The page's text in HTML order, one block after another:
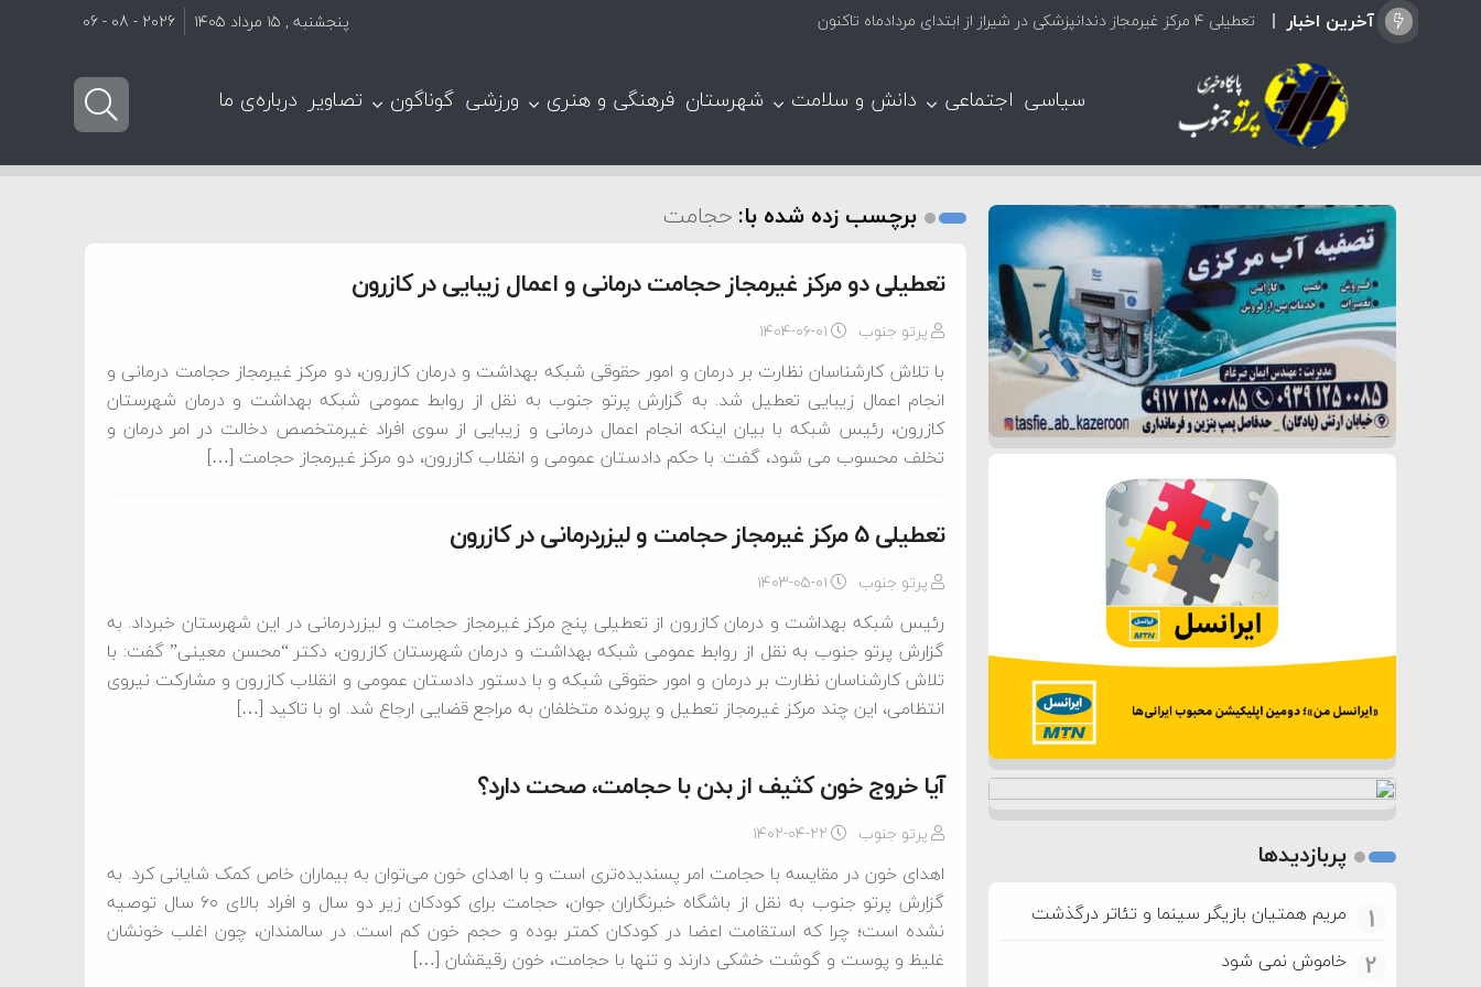
آخرین اخبار تعطیلی ۴ مرکز غیرمجاز دندانپزشکی در شیراز از ابتدای مردادماه تاکنون پنجشنبه , ۱۵ مرداد ۱۴۰۵ 2026 - 08 - 06
سیاسی اجتماعی دانش و سلامت شهرستان فرهنگی و هنری ورزشی گوناگون تصاویر درباره‌ی ما
برچسب زده شده با: حجامت
تعطیلی دو مرکز غیرمجاز حجامت درمانی و اعمال زیبایی در کازرون
پرتو جنوب ۱۴۰۴-۰۶-۰۱
با تلاش کارشناسان نظارت بر درمان و امور حقوقی شبکه بهداشت و درمان کازرون، دو مرکز غیرمجاز حجامت درمانی و
انجام اعمال زیبایی تعطیل شد. به گزارش پرتو جنوب به نقل از روابط عمومی شبکه بهداشت و درمان شهرستان
کازرون، رئیس شبکه با بیان اینکه انجام اعمال درمانی و زیبایی از سوی افراد غیرمتخصص دخالت در امر درمان و
تخلف محسوب می شود، گفت: با حکم دادستان عمومی و انقلاب کازرون، دو مرکز غیرمجاز حجامت […]
تعطیلی 5 مرکز غیرمجاز حجامت و لیزردرمانی در کازرون
پرتو جنوب ۱۴۰۳-۰۵-۰۱
رئیس شبکه بهداشت و درمان کازرون از تعطیلی پنج مرکز غیرمجاز حجامت و لیزردرمانی در این شهرستان خبرداد. به
گزارش پرتو جنوب به نقل از روابط عمومی شبکه بهداشت و درمان شهرستان کازرون، دکتر “محسن معینی” گفت: با
تلاش کارشناسان نظارت بر درمان و امور حقوقی شبکه و با دستور دادستان عمومی و انقلاب کازرون و مشارکت نیروی
انتظامی، این چند مرکز غیرمجاز تعطیل و پرونده متخلفان به مراجع قضایی ارجاع شد. او با تاکید […]
آیا خروج خون کثیف از بدن با حجامت، صحت دارد؟
پرتو جنوب ۱۴۰۲-۰۴-۲۲
اهدای خون در مقایسه با حجامت امر پسندیده‌تری است و با اهدای خون می‌توان به بیماران خاص کمک شایانی کرد. به
گزارش پرتو جنوب به نقل از باشگاه خبرنگاران جوان، حجامت برای کودکان زیر دو سال و افراد بالای ۶۰ سال توصیه
نشده است؛ چرا که استقامت اعضا در کودکان کمتر بوده و حجم خون کم است. در سالمندان، چون اغلب خونشان
غلیظ و پوست و گوشت خشکی دارند و تنها با حجامت، خون رقیقشان […]
پربازدیدها
1 مریم همتیان بازیگر سینما و تئاتر درگذشت
2 خاموش نمی شود